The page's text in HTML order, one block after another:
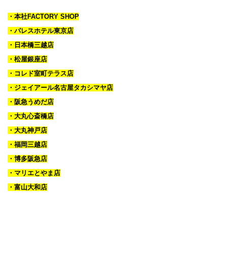
・本社FACTORY SHOP
・パレスホテル東京店
・日本橋三越店
・松屋銀座店
・コレド室町テラス店
・ジェイアール名古屋タカシマヤ店
・阪急うめだ店
・大丸心斎橋店
・大丸神戸店
・福岡三越店
・博多阪急店
・マリエとやま店
・富山大和店